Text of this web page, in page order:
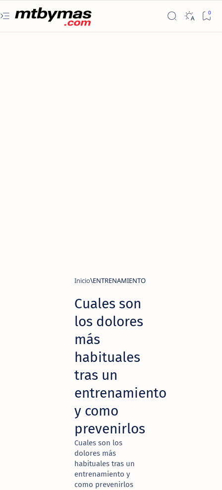
Inicio ENTRENAMIENTO
Cuales son
los dolores
más
habituales
tras un
entrenamiento
y como
prevenirlos
Cuales son los
dolores más
habituales tras un
entrenamiento y
como prevenirlos